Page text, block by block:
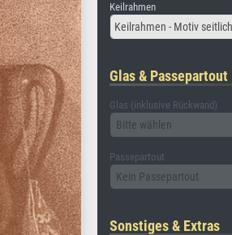
Keilrahmen
Keilrahmen - Motiv
Glas & Passepartout
Glas (inklusive Rückwand)
Bitte wählen
Passepartout
Kein Passepartout
Sonstiges & Extras